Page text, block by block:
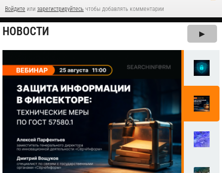
Войдите или зарегистрируйтесь чтобы добавлять комментарии
НОВОСТИ ▶